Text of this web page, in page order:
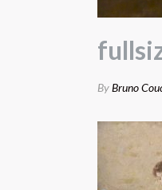
ByBruno